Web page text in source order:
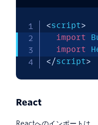
<script>
import
import
</script>
React